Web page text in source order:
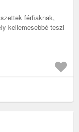
férfiaknak,
kellemesebbé teszi